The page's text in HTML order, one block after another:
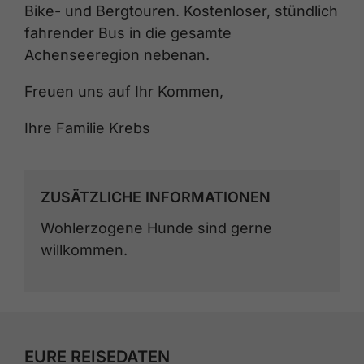
Bike- und Bergtouren. Kostenloser, stündlich
fahrender Bus in die gesamte
Achenseeregion nebenan.
Freuen uns auf Ihr Kommen,
Ihre Familie Krebs
ZUSÄTZLICHE INFORMATIONEN
Wohlerzogene Hunde sind gerne
willkommen.
EURE REISEDATEN